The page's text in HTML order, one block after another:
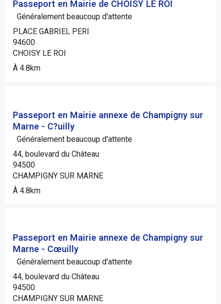
Passeport en Mairie de CHOISY LE ROI
Généralement beaucoup d'attente
PLACE GABRIEL PERI
94600
CHOISY LE ROI
À 4.8km
Passeport en Mairie annexe de Champigny sur
Marne - C?uilly
Généralement beaucoup d'attente
44, boulevard du Château
94500
CHAMPIGNY SUR MARNE
À 4.8km
Passeport en Mairie annexe de Champigny sur
Marne - Cœuilly
Généralement beaucoup d'attente
44, boulevard du Château
94500
CHAMPIGNY SUR MARNE